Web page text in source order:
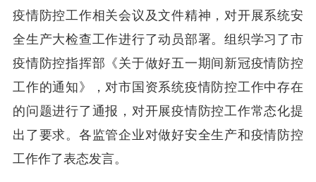
疫情防控工作相关会议及文件精神，对开展系统安
全生产大检查工作进行了动员部署。组织学习了市
疫情防控指挥部《关于做好五一期间新冠疫情防控
工作的通知》，对市国资系统疫情防控工作中存在
的问题进行了通报，对开展疫情防控工作常态化提
出了要求。各监管企业对做好安全生产和疫情防控
工作作了表态发言。